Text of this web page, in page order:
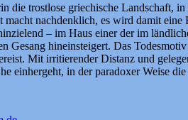
die trostlose griechische Landschaft,
macht nachdenklich, es wird damit
– im Haus einer der im
Gesang hineinsteigert. Das
Mit irritierender Distanz und
einhergeht, in der paradoxer Weise